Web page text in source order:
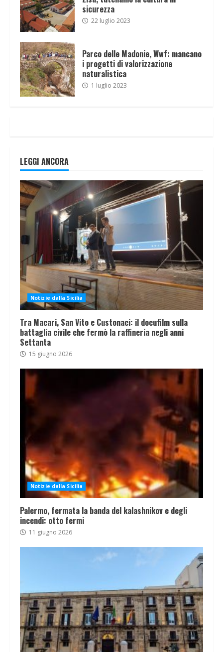
sicurezza
22 luglio 2023
Parco delle Madonie, Wwf: mancano
i progetti di valorizzazione
naturalistica
1 luglio 2023
LEGGI ANCORA
Notizie dalla Sicilia
Tra Macari, San Vito e Custonaci: il docufilm sulla
battaglia civile che fermò la raffineria negli anni
Settanta
15 giugno 2026
Notizie dalla Sicilia
Palermo, fermata la banda del kalashnikov e degli
incendi: otto fermi
11 giugno 2026